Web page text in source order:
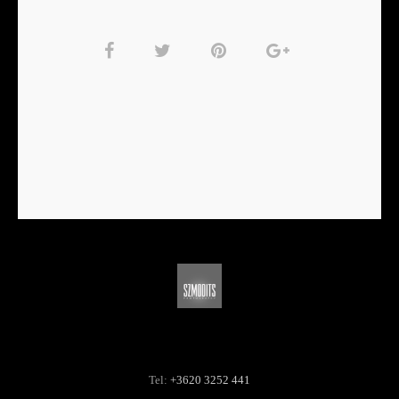
Tel: +3620 3252 441